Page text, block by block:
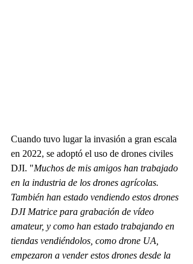
Cuando tuvo lugar la invasión a gran escala
en 2022, se adoptó el uso de drones civiles
DJI. "Muchos de mis amigos han trabajado
en la industria de los drones agrícolas.
También han estado vendiendo estos drones
DJI Matrice para grabación de vídeo
amateur, y como han estado trabajando en
tiendas vendiéndolos, como drone UA,
empezaron a vender estos drones desde la